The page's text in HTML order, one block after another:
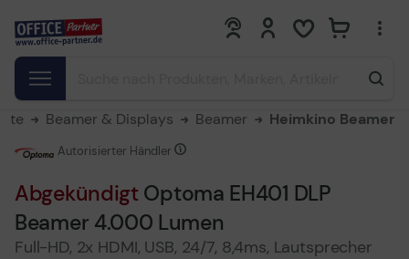
0 0
Beamer & Displays Beamer Heimkino Beamer
AbgekündigtOptoma EH401 DLP
Beamer 4.000 Lumen
Full-HD, 2x HDMI, USB, 24/7, 8,4ms, Lautsprecher
Autorisierter Händler